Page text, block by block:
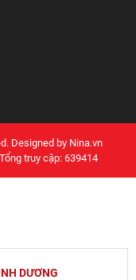
Designed by Nina.vn
Tổng truy cập: 639414
DƯƠNG